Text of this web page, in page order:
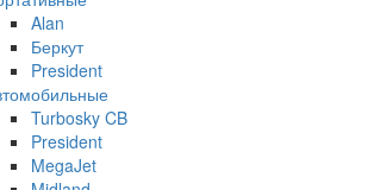
Alan
Беркут
President
Turbosky CB
President
MegaJet